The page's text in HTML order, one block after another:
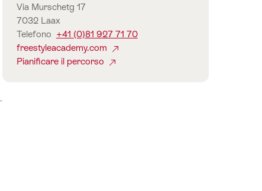
Via Murschetg 17
7032 Laax
Telefono +41 (0)81 927 71 70
freestyleacademy.com
Pianificare il percorso